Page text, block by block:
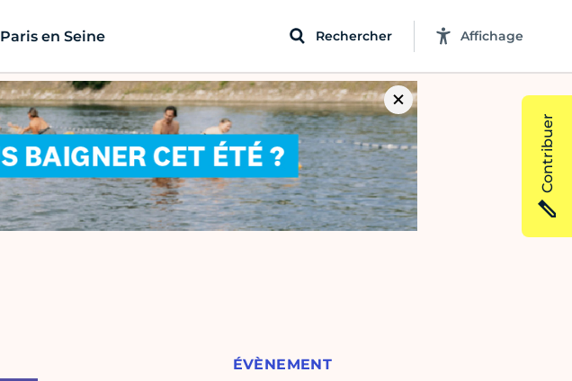
Paris en Seine Rechercher Affichage
ÉVÈNEMENT
Contribuer